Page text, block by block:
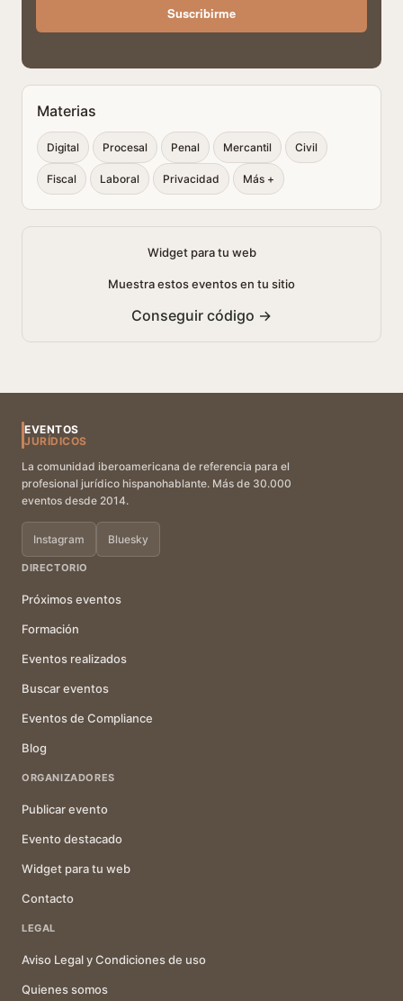
Suscribirme
Materias
Digital Procesal Penal Mercantil Civil
Fiscal Laboral Privacidad Más +
Widget para tu web
Muestra estos eventos en tu sitio
Conseguir código →
EVENTOS
JURÍDICOS
La comunidad iberoamericana de referencia para el
profesional jurídico hispanohablante. Más de 30.000
eventos desde 2014.
Instagram Bluesky
DIRECTORIO
Próximos eventos
Formación
Eventos realizados
Buscar eventos
Eventos de Compliance
Blog
ORGANIZADORES
Publicar evento
Evento destacado
Widget para tu web
Contacto
LEGAL
Aviso Legal y Condiciones de uso
Quienes somos